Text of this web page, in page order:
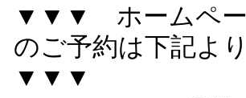
▼▼▼ ホームペー
のご予約は下記よ
▼▼▼